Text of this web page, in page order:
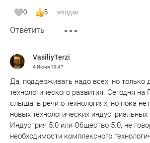
0 5 эмодзи
Ответить
VasiliyTerzi
4 Июня19:47
Да, поддерживать надо всех, но только
технологического развития. Сегодня
слышать речи о технологиях, но пока
новых технологических индустриальных
Индустрия 5.0 или Общество 5.0, не
необходимости комплексного